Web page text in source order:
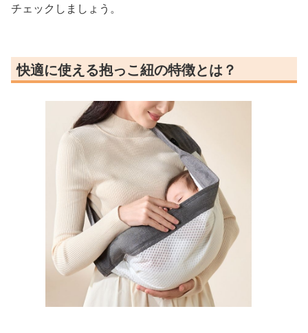
チェックしましょう。
快適に使える抱っこ紐の特徴とは？